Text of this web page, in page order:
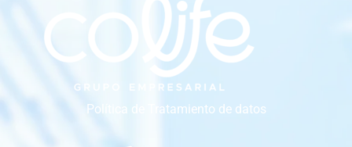
Política de Tratamiento de datos